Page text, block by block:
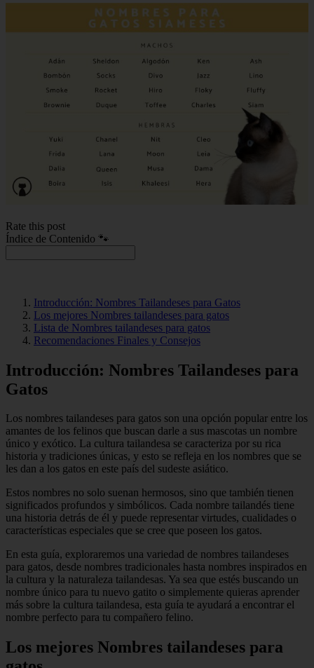
Rate this post
Índice de Contenido 🐾
Introducción: Nombres Tailandeses para Gatos
Los mejores Nombres tailandeses para gatos
Lista de Nombres tailandeses para gatos
Recomendaciones Finales y Consejos
Introducción: Nombres Tailandeses para
Gatos
Los nombres tailandeses para gatos son una opción popular entre los
amantes de los felinos que buscan darle a sus mascotas un nombre
único y exótico. La cultura tailandesa se caracteriza por su rica
historia y tradiciones únicas, y esto se refleja en los nombres que se
les dan a los gatos en este país del sudeste asiático.
Estos nombres no solo suenan hermosos, sino que también tienen
significados profundos y simbólicos. Cada nombre tailandés tiene
una historia detrás de él y puede representar virtudes, cualidades o
características especiales que se cree que poseen los gatos.
En esta guía, exploraremos una variedad de nombres tailandeses
para gatos, desde nombres tradicionales hasta nombres inspirados en
la cultura y la naturaleza tailandesas. Ya sea que estés buscando un
nombre único para tu nuevo gatito o simplemente quieras aprender
más sobre la cultura tailandesa, esta guía te ayudará a encontrar el
nombre perfecto para tu compañero felino.
Los mejores Nombres tailandeses para